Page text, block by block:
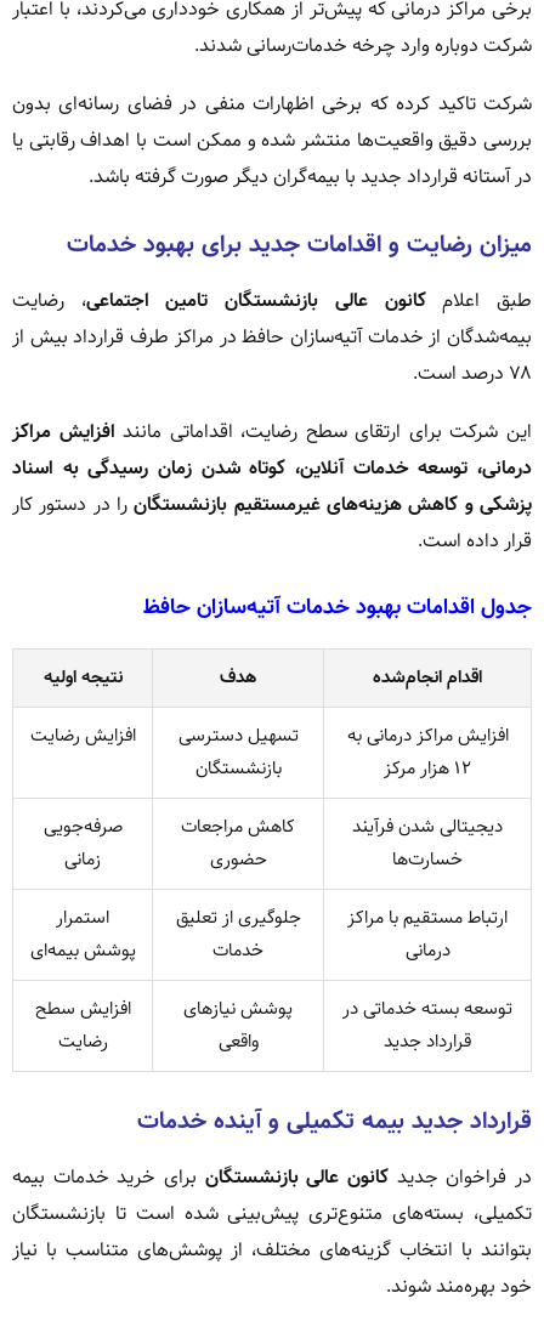
برخی مراکز درمانی که پیش‌تر از همکاری خودداری می‌کردند، با اعتبار
شرکت دوباره وارد چرخه خدمات‌رسانی شدند.
شرکت تاکید کرده که برخی اظهارات منفی در فضای رسانه‌ای بدون
بررسی دقیق واقعیت‌ها منتشر شده و ممکن است با اهداف رقابتی یا
در آستانه قرارداد جدید با بیمه‌گران دیگر صورت گرفته باشد.
میزان رضایت و اقدامات جدید برای بهبود خدمات
طبق اعلامکانون عالی بازنشستگان تامین اجتماعی، رضایت
بیمه‌شدگان از خدمات آتیه‌سازان حافظ در مراکز طرف قرارداد بیش از
۷۸ درصد است.
این شرکت برای ارتقای سطح رضایت، اقداماتی مانند افزایش مراکز
درمانی، توسعه خدمات آنلاین، کوتاه شدن زمان رسیدگی به اسناد
پزشکی و کاهش هزینه‌های غیرمستقیم بازنشستگانرا در دستور کار
قرار داده است.
جدول اقدامات بهبود خدمات آتیه‌سازان حافظ
اقدام انجام‌شده هدف
نتیجه اولیه
افزایش مراکز درمانی به
۱۲ هزار مرکز
تسهیل دسترسی
بازنشستگان
افزایش رضایت
دیجیتالی شدن فرآیند
خسارت‌ها
کاهش مراجعات
حضوری
صرفه‌جویی
زمانی
ارتباط مستقیم با مراکز
درمانی
جلوگیری از تعلیق
خدمات
استمرار
پوشش بیمه‌ای
توسعه بسته خدماتی در
قرارداد جدید
پوشش نیازهای
واقعی
افزایش سطح
رضایت
قرارداد جدید بیمه تکمیلی و آینده خدمات
در فراخوان جدید کانون عالی بازنشستگان برای خرید خدمات بیمه
تکمیلی، بسته‌های متنوع‌تری پیش‌بینی شده است تا بازنشستگان
بتوانند با انتخاب گزینه‌های مختلف، از پوشش‌های متناسب با نیاز
خود بهره‌مند شوند.